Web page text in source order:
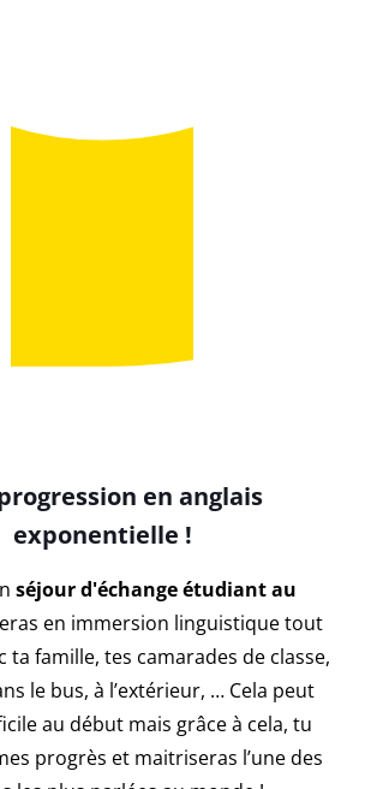
en anglais
exponentielle !
séjour d'échange étudiant au
en immersion linguistique tout
ta famille, tes camarades de classe,
le bus, à l’extérieur, … Cela peut
au début mais grâce à cela, tu
progrès et maitriseras l’une des